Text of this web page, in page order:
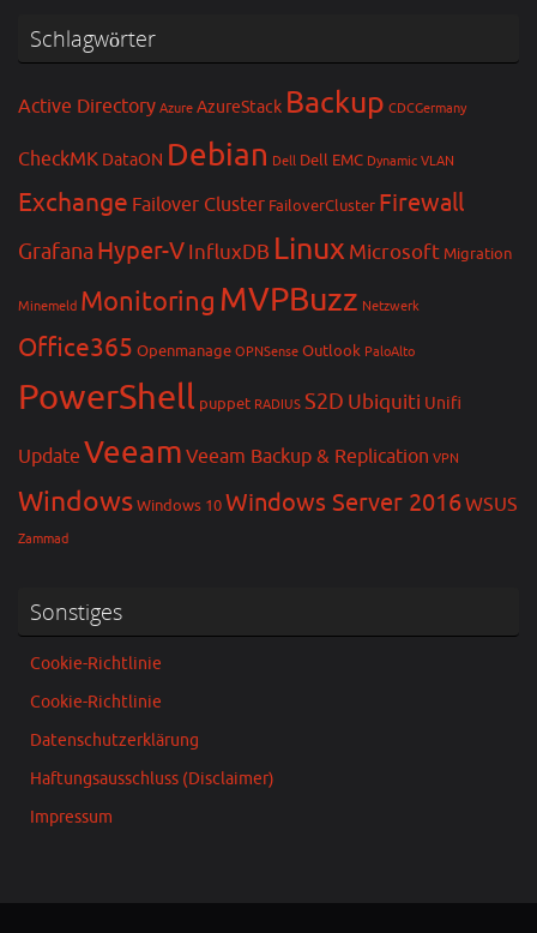
Schlagwörter
Active Directory Azure AzureStack Backup CDCGermany
CheckMK DataON Debian Dell Dell EMC Dynamic VLAN
Exchange Failover Cluster FailoverCluster Firewall
Grafana Hyper-VInfluxDB Linux Microsoft Migration
Minemeld Monitoring MVPBuzz Netzwerk
Office365 Openmanage OPNSense Outlook PaloAlto
PowerShell puppet RADIUS S2D Ubiquiti Unifi
Update Veeam Veeam Backup & Replication VPN
WindowsWindows 10Windows Server 2016WSUS
Zammad
Sonstiges
Cookie-Richtlinie
Cookie-Richtlinie
Datenschutzerklärung
Haftungsausschluss (Disclaimer)
Impressum